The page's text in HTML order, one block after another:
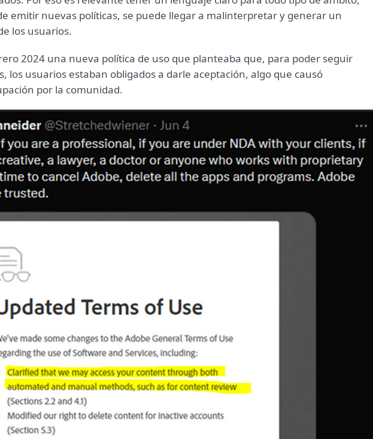
emitir nuevas políticas, se puede llegar a malinterpretar y generar un
los usuarios.
2024 una nueva política de uso que planteaba que, para poder seguir
los usuarios estaban obligados a darle aceptación, algo que causó
por la comunidad.